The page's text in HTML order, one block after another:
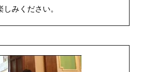
みください。